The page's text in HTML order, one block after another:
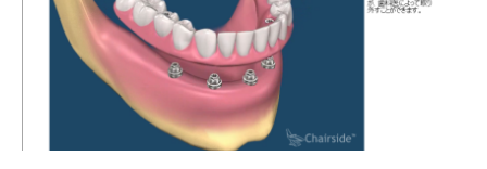
治療ブログ
初診カウンセリングお申込み